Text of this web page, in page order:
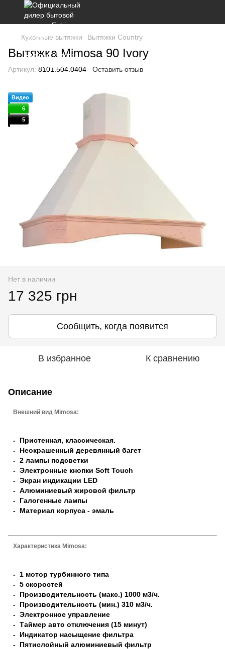
Кухонные вытяжки Вытяжки Country
Вытяжка Mimosa 90 Ivory
Артикул: 8101.504.0404 Оставить отзыв
Видео
6
5
Нет в наличии
17 325 грн
Сообщить, когда появится
В избранное К сравнению
Описание
Внешний вид Mimosa:
- Пристенная, классическая.
- Неокрашенный деревянный багет
- 2 лампы подсветки
- Электронные кнопки Soft Touch
- Экран индикации LED
- Алюминиевый жировой фильтр
- Галогенные лампы
- Материал корпуса - эмаль
Характеристика Mimosa:
- 1 мотор турбинного типа
- 5 скоростей
- Производительность (макс.) 1000 м3/ч.
- Производительность (мин.) 310 м3/ч.
- Электронное управление
- Таймер авто отключения (15 минут)
- Индикатор насыщение фильтра
- Пятислойный алюминиевый фильтр